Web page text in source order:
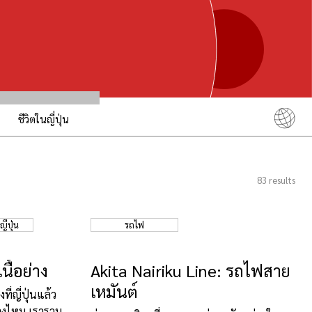
ชีวิตในญี่ปุ่น
繁體中文
83 results
ญี่ปุ่น
อย่าง
งที่ญี่ปุ่นแล้ว
รถไฟ
Akita Nairiku Line: รถไฟสาย
เหมันต์